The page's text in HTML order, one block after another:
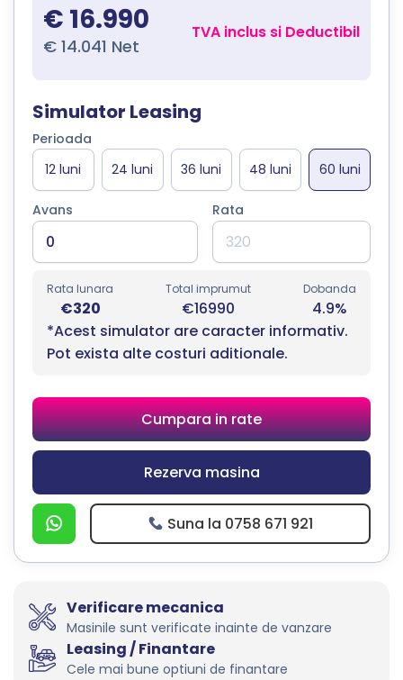
€ 16.990
€ 14.041 Net
TVA inclus si Deductibil
Simulator Leasing
Perioada
Avans Rata
Rata lunara
€320
Total imprumut
€16990
Dobanda
4.9%
*Acest simulator are caracter informativ.
Pot exista alte costuri aditionale.
Cumpara in rate
Rezerva masina
Suna la 0758 671 921
Verificare mecanica
Masinile sunt verificate inainte de vanzare
Leasing / Finantare
Cele mai bune optiuni de finantare